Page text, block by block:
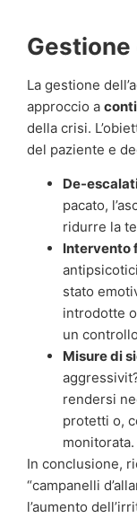
La gestione
approccio a
della crisi.
del paziente e
De-
pacato,
ridurre la
Intervento
stato
introdotte
un
Misure di
rendersi
protetti o,
monitorata.
In conclusione,
“campanelli
l’aumento